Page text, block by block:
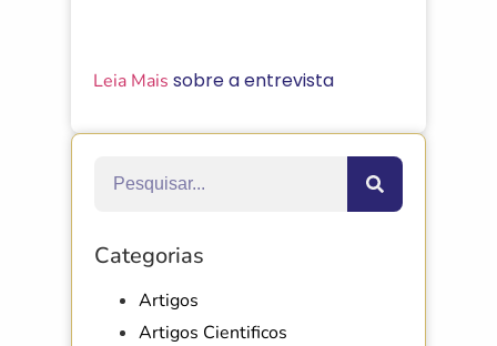
Leia Mais sobre a entrevista
Categorias
Artigos
Artigos Cientificos